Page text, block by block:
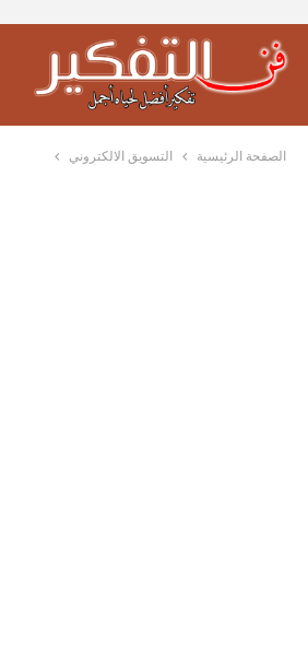
الصفحة الرئيسية التسويق الالكتروني